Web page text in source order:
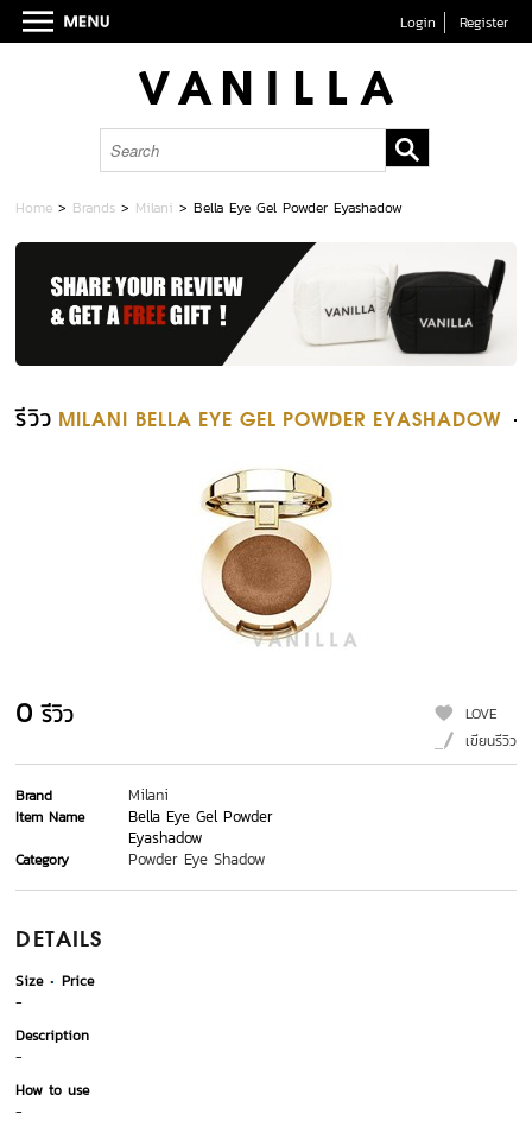
Login Register
Home > Brands > Milani >Bella Eye Gel Powder Eyashadow
รีวิว MILANI BELLA EYE GEL POWDER EYASHADOW
0 รีวิว
LOVE
เขียนรีวิว
Brand Milani
Item Name
Bella Eye Gel Powder
Eyashadow
Category Powder Eye Shadow
DETAILS
Size
Price
-
Description
-
How to use
-